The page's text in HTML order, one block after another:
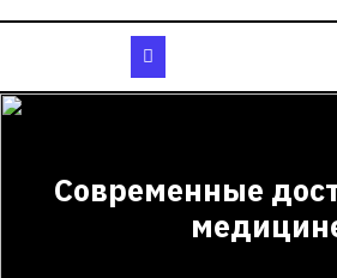
Современные